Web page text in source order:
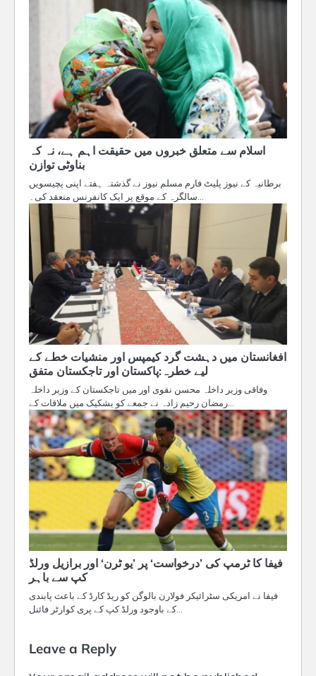
اسلام سے متعلق خبروں میں حقیقت اہم ہے، نہ کہ
بناوٹی توازن
برطانیہ کے نیوز پلیٹ فارم مسلم نیوز نے گذشتہ ہفتے اپنی پچیسویں
سالگرہ کے موقع پر ایک کانفرنس منعقد کی۔…
افغانستان میں دہشت گرد کیمپس اور منشیات خطے کے
لیے خطرہ:پاکستان اور تاجکستان متفق
وفاقی وزیر داخلہ محسن نقوی اور میں تاجکستان کے وزیر داخلہ
رمضان رحیم زادہ نے جمعے کو بشکیک میں ملاقات کے…
فیفا کا ٹرمپ کی ’درخواست‘ پر ’یو ٹرن‘ اور برازیل ورلڈ
کپ سے باہر
فیفا نے امریکی سٹرائیکر فولارن بالوگن کو ریڈ کارڈ کے باعث پابندی
کے باوجود ورلڈ کپ کے پری کوارٹر فائنل…
Leave a Reply